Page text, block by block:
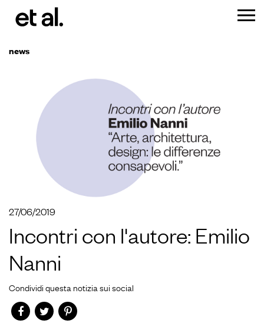
news
27/06/2019
Incontri con l'autore: Emilio
Nanni
Condividi questa notizia sui social